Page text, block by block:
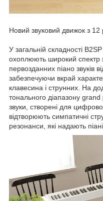
Новий звуковий движок з 12
У загальній складності
охоплюють широкий спектр
первозданних піано звуків
забезпечуючи вкрай
клавесина і струнних. На
тонального діапазону
звуки, створені для
відтворюють симпатичні
резонанси, які надають